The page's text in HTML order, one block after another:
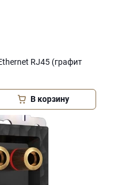
RJ45 (графит
В корзину